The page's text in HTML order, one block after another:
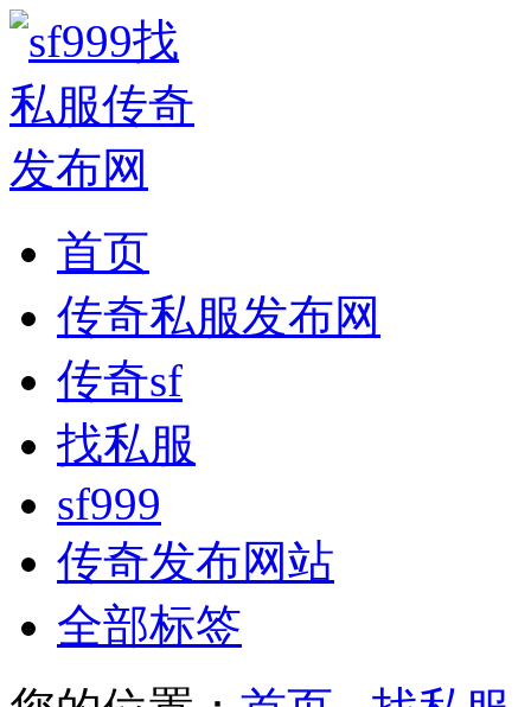
首页
传奇私服发布网
传奇sf
找私服
sf999
传奇发布网站
全部标签